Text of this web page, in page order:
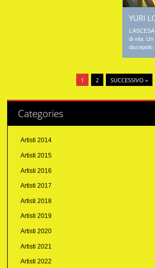
YURI
di vita. Un
discepolo.
1 2 SUCCESSIVO »
Categories
Artisti 2014
Artisti 2015
Artisti 2016
Artisti 2017
Artisti 2018
Artisti 2019
Artisti 2020
Artisti 2021
Artisti 2022